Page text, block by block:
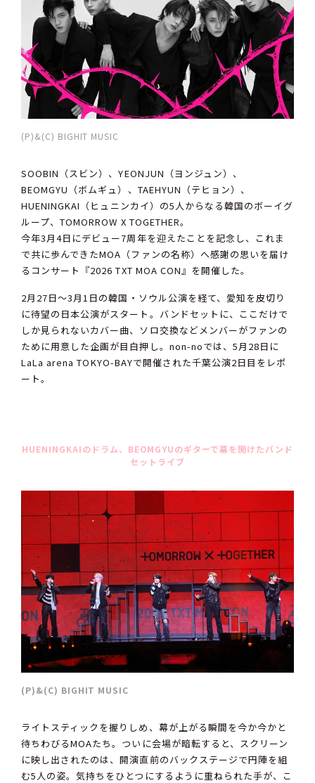
(P)&(C) BIGHIT MUSIC
SOOBIN（スビン）、YEONJUN（ヨンジュン）、
BEOMGYU（ボムギュ）、TAEHYUN（テヒョン）、
HUENINGKAI（ヒュニンカイ）の5人からなる韓国のボーイグ
ループ、TOMORROW X TOGETHER。
今年3月4日にデビュー7周年を迎えたことを記念し、これま
で共に歩んできたMOA（ファンの名称）へ感謝の思いを届け
るコンサート『2026 TXT MOA CON』を開催した。
2月27日～3月1日の韓国・ソウル公演を経て、愛知を皮切り
に待望の日本公演がスタート。バンドセットに、ここだけで
しか見られないカバー曲、ソロ交換などメンバーがファンの
ために用意した企画が目白押し。non-noでは、5月28日に
LaLa arena TOKYO-BAYで開催された千葉公演2日目をレポ
ート。
HUENINGKAIのドラム、BEOMGYUのギターで幕を開けたバンド
セットライブ
(P)&(C) BIGHIT MUSIC
ライトスティックを握りしめ、幕が上がる瞬間を今か今かと
待ちわびるMOAたち。ついに会場が暗転すると、スクリーン
に映し出されたのは、開演直前のバックステージで円陣を組
む5人の姿。気持ちをひとつにするように重ねられた手が、こ